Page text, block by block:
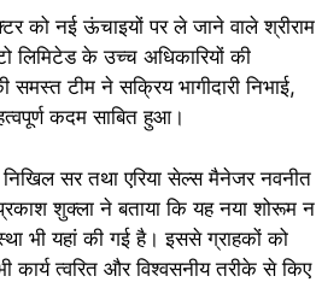
को नई ऊंचाइयों पर ले जाने वाले श्रीराम
के उच्च अधिकारियों की
समस्त टीम ने सक्रिय भागीदारी निभाई,
कदम साबित हुआ।
सर तथा एरिया सेल्स मैनेजर नवनीत
शुक्ला ने बताया कि यह नया शोरूम न
भी यहां की गई है। इससे ग्राहकों को
कार्य त्वरित और विश्वसनीय तरीके से किए